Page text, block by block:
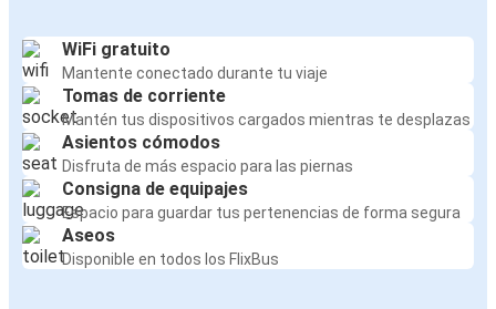
WiFi gratuito
Mantente conectado durante tu viaje
Tomas de corriente
Mantén tus dispositivos cargados mientras te desplazas
Asientos cómodos
Disfruta de más espacio para las piernas
Consigna de equipajes
Espacio para guardar tus pertenencias de forma segura
Aseos
Disponible en todos los FlixBus